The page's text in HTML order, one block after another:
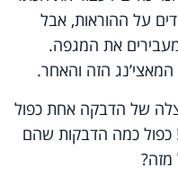
על ההוראות, אבל
את המגפה.
הזה והאחר.
של הדבקה אחת כפול
כמה הדבקות שהם
מזה?